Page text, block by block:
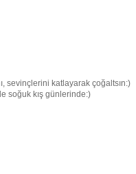
sevinçlerini katlayarak çoğaltsın:)
soğuk kış günlerinde:)